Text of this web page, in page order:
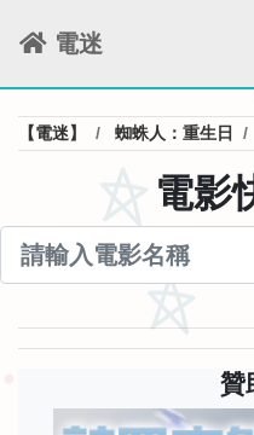
電迷
【電迷】 蜘蛛人：重生日
電影
贊